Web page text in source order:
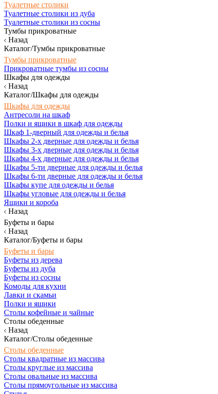
Туалетные столики
Туалетные столики из дуба
Туалетные столики из сосны
Тумбы прикроватные
Назад
Каталог/Тумбы прикроватные
Тумбы прикроватные
Прикроватные тумбы из сосны
Шкафы для одежды
Назад
Каталог/Шкафы для одежды
Шкафы для одежды
Антресоли на шкаф
Полки и ящики в шкаф для одежды
Шкаф 1-дверный для одежды и белья
Шкафы 2-х дверные для одежды и белья
Шкафы 3-х дверные для одежды и белья
Шкафы 4-х дверные для одежды и белья
Шкафы 5-ти дверные для одежды и белья
Шкафы 6-ти дверные для одежды и белья
Шкафы купе для одежды и белья
Шкафы угловые для одежды и белья
Ящики и короба
Назад
Буфеты и бары
Назад
Каталог/Буфеты и бары
Буфеты и бары
Буфеты из дерева
Буфеты из дуба
Буфеты из сосны
Комоды для кухни
Лавки и скамьи
Полки и ящики
Столы кофейные и чайные
Столы обеденные
Назад
Каталог/Столы обеденные
Столы обеденные
Столы квадратные из массива
Столы круглые из массива
Столы овальные из массива
Столы прямоугольные из массива